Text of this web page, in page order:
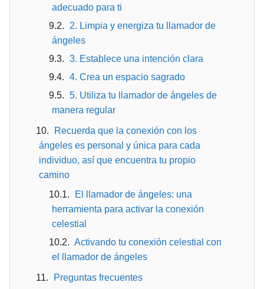
adecuado para ti
2. Limpia y energiza tu llamador de
ángeles
3. Establece una intención clara
4. Crea un espacio sagrado
5. Utiliza tu llamador de ángeles de
manera regular
Recuerda que la conexión con los
ángeles es personal y única para cada
individuo, así que encuentra tu propio
camino
El llamador de ángeles: una
herramienta para activar la conexión
celestial
Activando tu conexión celestial con
el llamador de ángeles
Preguntas frecuentes